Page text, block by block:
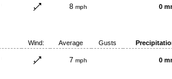
8 mph 0
Wind: Average Gusts
7 mph 0